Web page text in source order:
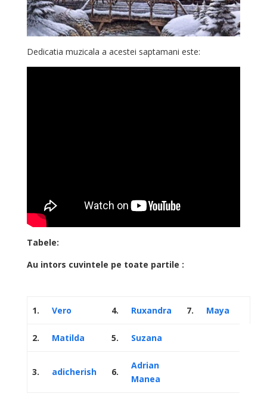
Dedicatia muzicala a acestei saptamani este:
Tabele:
Au intors cuvintele pe toate partile :
1. Vero 4. Ruxandra 7. Maya
2. Matilda 5. Suzana
3. adicherish 6.
Adrian
Manea